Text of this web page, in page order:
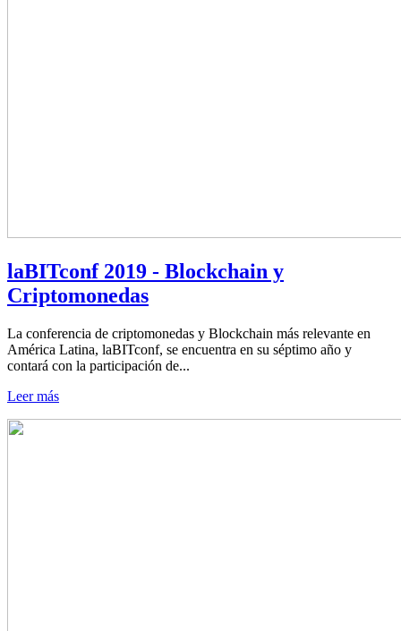
laBITconf 2019 - Blockchain y
Criptomonedas
La conferencia de criptomonedas y Blockchain más relevante en
América Latina, laBITconf, se encuentra en su séptimo año y
contará con la participación de...
Leer más